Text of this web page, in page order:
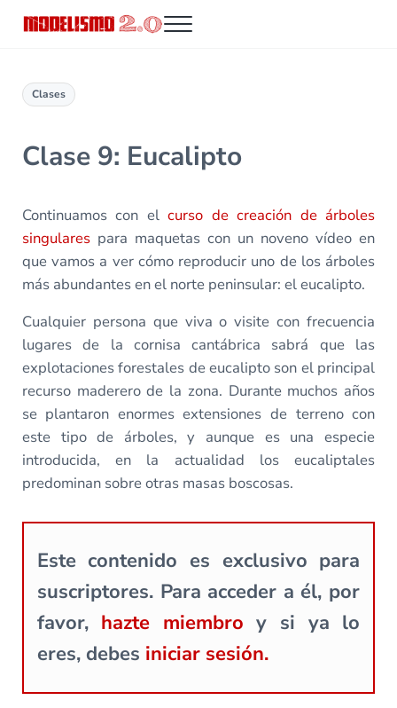
Menu
Clases
Clase 9: Eucalipto
Continuamos con elcurso de creación de árboles
singularespara maquetas con un noveno vídeo en
que vamos a ver cómo reproducir uno de los árboles
más abundantes en el norte peninsular: el eucalipto.
Cualquier persona que viva o visite con frecuencia
lugares de la cornisa cantábrica sabrá que las
explotaciones forestales de eucalipto son el principal
recurso maderero de la zona. Durante muchos años
se plantaron enormes extensiones de terreno con
este tipo de árboles, y aunque es una especie
introducida, en la actualidad los eucaliptales
predominan sobre otras masas boscosas.
Este contenido es exclusivo para
suscriptores. Para acceder a él, por
favor, hazte miembro y si ya lo
eres, debes iniciar sesión.